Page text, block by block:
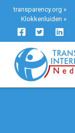
transparency.org »
Klokkenluiden »